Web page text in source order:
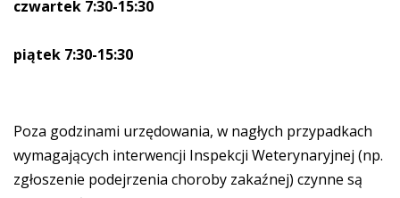
czwartek 7:30-15:30
piątek 7:30-15:30
Poza godzinami urzędowania, w nagłych przypadkach
wymagających interwencji Inspekcji Weterynaryjnej (np.
zgłoszenie podejrzenia choroby zakaźnej) czynne są